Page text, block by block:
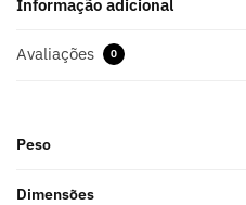
Informação adicional
Avaliações 0
Peso
Dimensões